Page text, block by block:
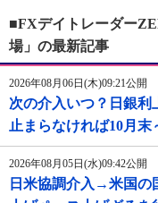
■FXデイトレーダー
場」の最新記事
2026年08月06日(木)09:21公開
次の介入いつ？日銀
止まらなければ10月末
2026年08月05日(水)09:42公開
日米協調介入→米国の